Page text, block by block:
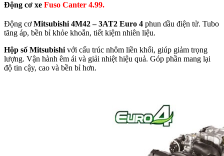
Động cơ xe Fuso Canter 4.99.
Động cơMitsubishi 4M42 – 3AT2 Euro 4 phun dầu điện tử. Tubo
tăng áp, bền bỉ khỏe khoắn, tiết kiệm nhiên liệu.
Hộp số Mitsubishi với cấu trúc nhôm liền khối, giúp giảm trọng
lượng. Vận hành êm ái và giải nhiệt hiệu quả. Góp phần mang lại
độ tin cậy, cao và bền bỉ hơn.